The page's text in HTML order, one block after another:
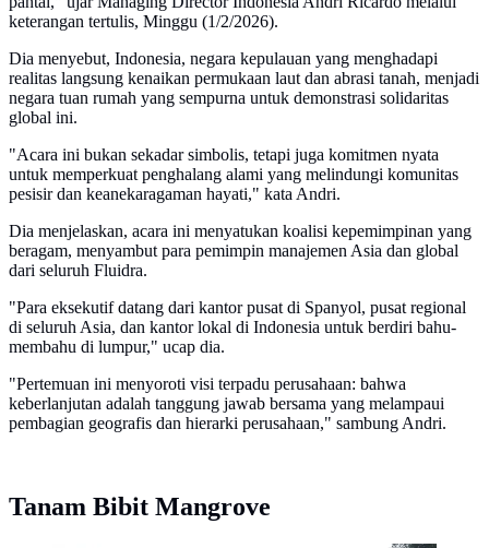
keterangan tertulis, Minggu (1/2/2026).
Dia menyebut, Indonesia, negara kepulauan yang menghadapi
realitas langsung kenaikan permukaan laut dan abrasi tanah, menjadi
negara tuan rumah yang sempurna untuk demonstrasi solidaritas
global ini.
"Acara ini bukan sekadar simbolis, tetapi juga komitmen nyata
untuk memperkuat penghalang alami yang melindungi komunitas
pesisir dan keanekaragaman hayati," kata Andri.
Dia menjelaskan, acara ini menyatukan koalisi kepemimpinan yang
beragam, menyambut para pemimpin manajemen Asia dan global
dari seluruh Fluidra.
"Para eksekutif datang dari kantor pusat di Spanyol, pusat regional
di seluruh Asia, dan kantor lokal di Indonesia untuk berdiri bahu-
membahu di lumpur," ucap dia.
"Pertemuan ini menyoroti visi terpadu perusahaan: bahwa
keberlanjutan adalah tanggung jawab bersama yang melampaui
pembagian geografis dan hierarki perusahaan," sambung Andri.
Tanam Bibit Mangrove